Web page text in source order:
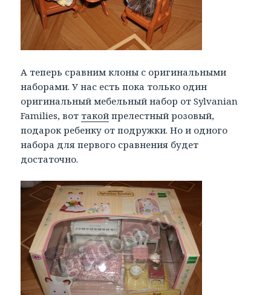
А теперь сравним клоны с оригинальными
наборами. У нас есть пока только один
оригинальный мебельный набор от Sylvanian
Families, вот такой прелестный розовый,
подарок ребенку от подружки. Но и одного
набора для первого сравнения будет
достаточно.